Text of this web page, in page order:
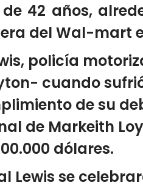
42 años,
del Wal-mart
policía
cuando
de su
de Markeith
dólares.
Lewis se